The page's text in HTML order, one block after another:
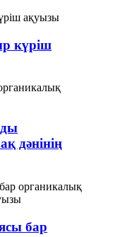
күріш
дәнінің
бар